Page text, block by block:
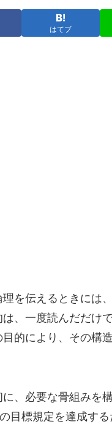
はてブ
を伝えるときには
、一度読んだだけ
的により、その構
、必要な骨組みを
目標規定を達成す